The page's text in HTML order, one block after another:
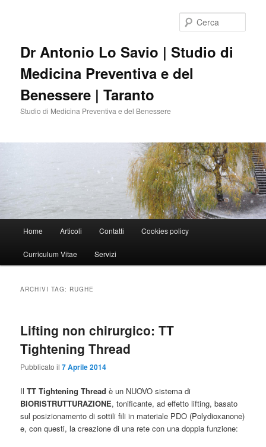
Dr Antonio Lo Savio | Studio di
Medicina Preventiva e del
Benessere | Taranto
Studio di Medicina Preventiva e del Benessere
principale
Home Articoli Contatti Cookies policy
Curriculum Vitae Servizi
ARCHIVI TAG: RUGHE
Lifting non chirurgico: TT
Tightening Thread
Pubblicato il7 Aprile 2014
IlTT Tightening Thread è un NUOVO sistema di
BIORISTRUTTURAZIONE, tonificante, ad effetto lifting, basato
sul posizionamento di sottili fili in materiale PDO (Polydioxanone)
e, con questi, la creazione di una rete con una doppia funzione: